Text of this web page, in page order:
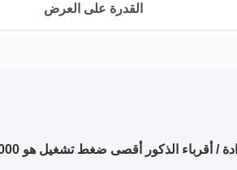
القدرة على العرض